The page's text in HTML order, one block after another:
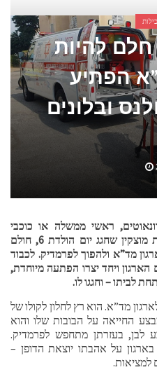
שאוהב להיות בשטח
שמשנה את כללי המשחק בבריאות הנפש
נתנאל בן ה-6 חלם להיות
הפתיע
ובלונים
ראשי ממשלה או כוכבי
קולנוע. נתנאל רחמים, תושב קריית מוצקין שחגג יום הולדת 6, חולם
מד”א ולהפוך לפרמדיק. לכבוד
ויחד יצרו הפתעה מיוחדת,
לביתו – וחגגו לו.
מד”א. הוא רץ לחלון לקולו של
החייאה על הבובות שלו והוא
לבן, בעזרתן מתחפש לפרמדיק.
על אהבתו יוצאת הדופן –
למציאות.